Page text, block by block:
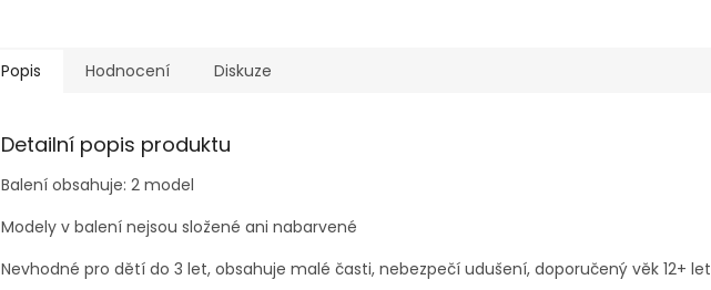
Popis Hodnocení Diskuze
Detailní popis produktu
Balení obsahuje: 2 model
Modely v balení nejsou složené ani nabarvené
Nevhodné pro dětí do 3 let, obsahuje malé časti, nebezpečí udušení, doporučený věk 12+ let